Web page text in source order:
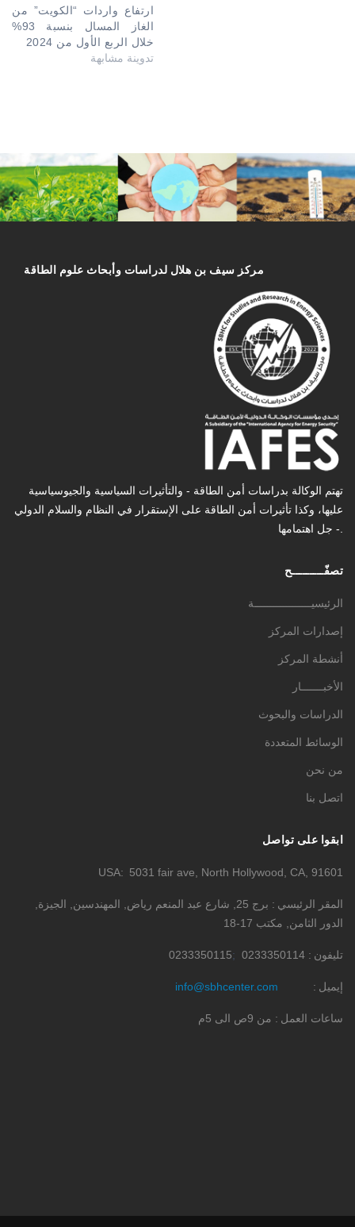
ارتفاع واردات “الكويت” من
الغاز المسال بنسبة 93%
خلال الربع الأول من 2024
تدوينة مشابهة
مركز سیف بن هلال لدراسات وأبحاث علوم الطاقة
تهتم الوكالة بدراسات أمن الطاقة - والتأثیرات السیاسیة والجیوسیاسیة
عليها، وكذا تأثیرات أمن الطاقة على الإستقرار في النظام والسلام الدولي
- جل اهتمامها.
تصفّـــــــــح
الرئيسيــــــــــــــــــة
إصدارات المركز
أنشطة المركز
الأخبـــــــار
الدراسات والبحوث
الوسائط المتعددة
من نحن
اتصل بنا
ابقوا على تواصل
USA 5031 fair ave, North Hollywood, CA, 91601
المقر الرئيسي
برج 25, شارع عبد المنعم رياض, المهندسين, الجيزة,
الدور الثامن, مكتب 17-18
تليفون 0233350114
0233350115
إيميل info@sbhcenter.com
ساعات العمل من 9ص الى 5م